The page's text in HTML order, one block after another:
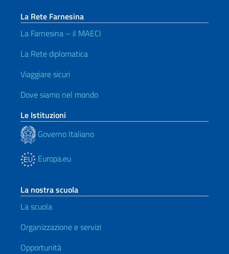
La Rete Farnesina
La Farnesina – il MAECI
La Rete diplomatica
Viaggiare sicuri
Dove siamo nel mondo
Le Istituzioni
Governo Italiano
Europa.eu
La nostra scuola
La scuola
Organizzazione e servizi
Opportunità